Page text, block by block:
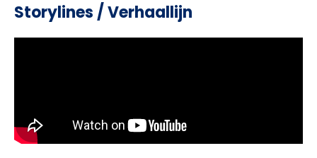
Storylines / Verhaallijn